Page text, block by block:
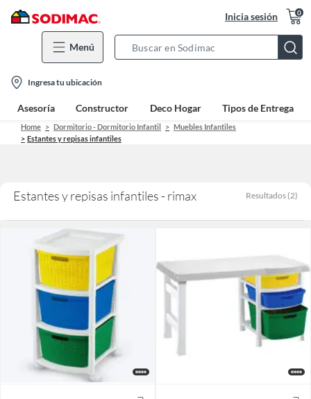
Inicia sesión 0
Menú
Bar
location-
icon
Ingresa tu ubicación
Asesoría Constructor Deco Hogar Tipos de Entrega
Home Dormitorio - Dormitorio Infantil
Muebles Infantiles
Estantes y repisas infantiles
Estantes y repisas infantiles - rimax Resultados (2)